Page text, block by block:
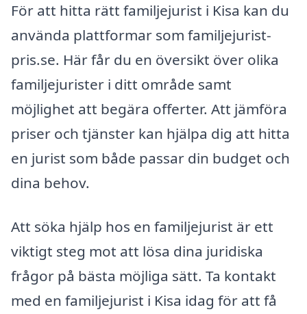
För att hitta rätt familjejurist i Kisa kan du
använda plattformar som familjejurist-
pris.se. Här får du en översikt över olika
familjejurister i ditt område samt
möjlighet att begära offerter. Att jämföra
priser och tjänster kan hjälpa dig att hitta
en jurist som både passar din budget och
dina behov.
Att söka hjälp hos en familjejurist är ett
viktigt steg mot att lösa dina juridiska
frågor på bästa möjliga sätt. Ta kontakt
med en familjejurist i Kisa idag för att få